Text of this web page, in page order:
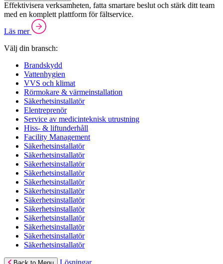
Effektivisera verksamheten, fatta smartare beslut och stärk ditt team
med en komplett plattform för fältservice.
Läs mer
Välj din bransch:
Brandskydd
Vattenhygien
VVS och klimat
Rörmokare & värmeinstallation
Säkerhetsinstallatör
Elentreprenör
Service av medicinteknisk utrustning
Hiss- & liftunderhåll
Facility Management
Säkerhetsinstallatör
Säkerhetsinstallatör
Säkerhetsinstallatör
Säkerhetsinstallatör
Säkerhetsinstallatör
Säkerhetsinstallatör
Säkerhetsinstallatör
Säkerhetsinstallatör
Säkerhetsinstallatör
Säkerhetsinstallatör
Säkerhetsinstallatör
Säkerhetsinstallatör
Lösningar